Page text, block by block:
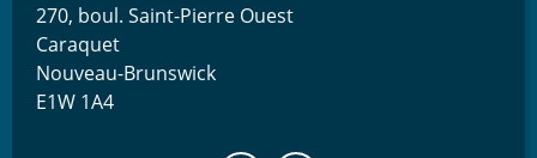
270, boul. Saint-Pierre Ouest
Caraquet
Nouveau-Brunswick
E1W 1A4